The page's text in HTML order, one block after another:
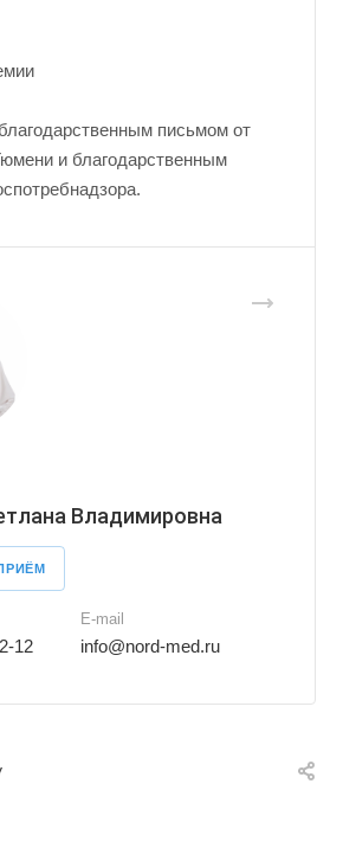
письмом от
и благодарственным
Владимировна
12
E-mail
info@nord-med.ru